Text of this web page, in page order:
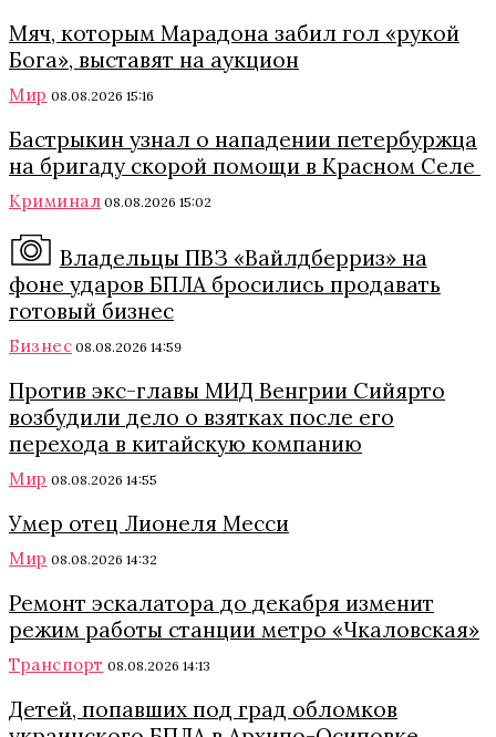
Мяч, которым Марадона забил гол «рукой
Бога», выставят на аукцион
Мир 08.08.2026 15:16
Бастрыкин узнал о нападении петербуржца
на бригаду скорой помощи в Красном Селе
Криминал 08.08.2026 15:02
Владельцы ПВЗ «Вайлдберриз» на
фоне ударов БПЛА бросились продавать
готовый бизнес
Бизнес 08.08.2026 14:59
Против экс-главы МИД Венгрии Сийярто
возбудили дело о взятках после его
перехода в китайскую компанию
Мир 08.08.2026 14:55
Умер отец Лионеля Месси
Мир 08.08.2026 14:32
Ремонт эскалатора до декабря изменит
режим работы станции метро «Чкаловская»
Транспорт 08.08.2026 14:13
Детей, попавших под град обломков